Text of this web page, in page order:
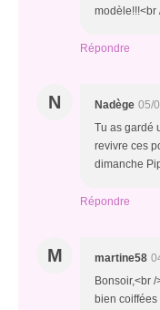
modèle!!!<br
Répondre
N Nadège 05/
Tu as gardé
revivre ces
dimanche
Répondre
M martine58
Bonsoir,<br
bien